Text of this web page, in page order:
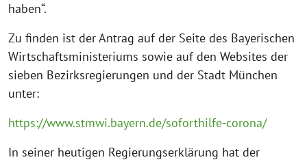
haben“.
Zu finden ist der Antrag auf der Seite des Bayerischen
Wirtschaftsministeriums sowie auf den Websites der
sieben Bezirksregierungen und der Stadt München
unter:
https://www.stmwi.bayern.de/soforthilfe-corona/
In seiner heutigen Regierungserklärung hat der